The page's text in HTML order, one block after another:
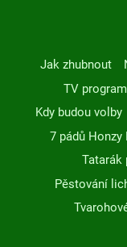
Jak zhubnout
TV program
Kdy budou volby
7 pádů Honzy
Tatarák
Pěstování